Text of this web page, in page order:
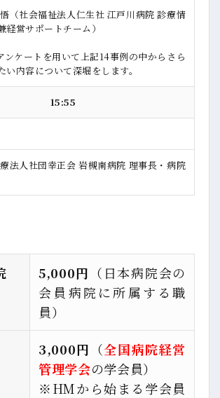
（社会福祉法人仁生社 江戸川病院 診療情
経営サポートチーム）
ンケートを用いて上記14事例の中からさら
い内容について深堀をします。
15:55
法人社団幸正会 岩槻南病院 理事長・病院
5,000円 （日本病院会の
会員病院に所属する職
員）
3,000円 （全国病院経営
管理学会の学会員）
※HMから始まる学会員